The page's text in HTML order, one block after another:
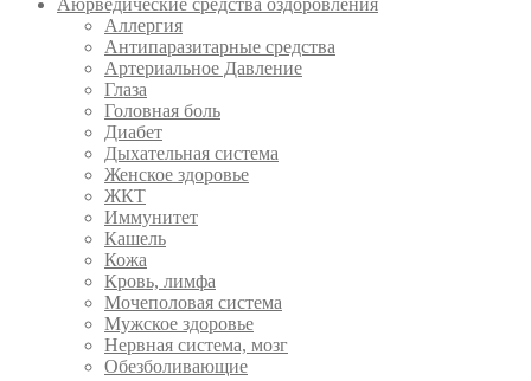
Аллергия
Антипаразитарные средства
Артериальное Давление
Глаза
Головная боль
Диабет
Дыхательная система
Женское здоровье
ЖКТ
Иммунитет
Кашель
Кожа
Кровь, лимфа
Мочеполовая система
Мужское здоровье
Нервная система, мозг
Обезболивающие